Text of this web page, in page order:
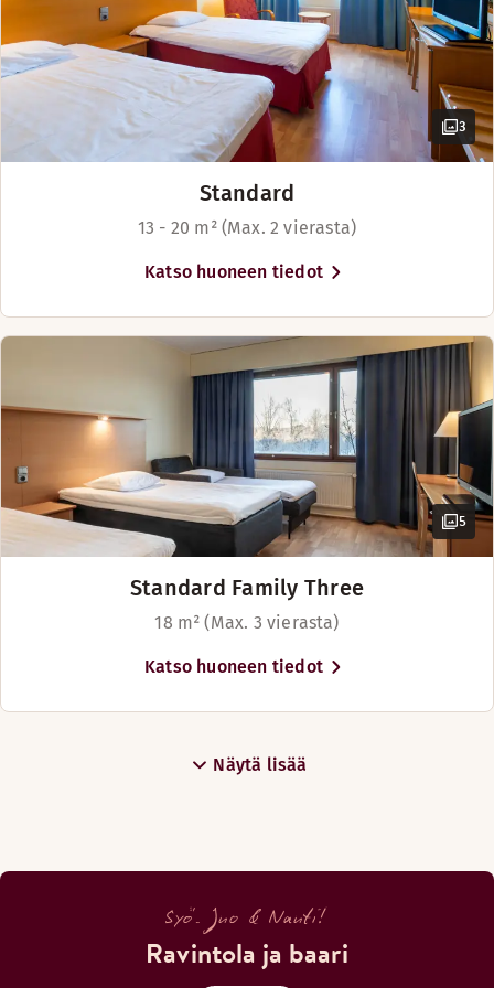
3
Standard
13 - 20 m² (Max. 2 vierasta)
Katso huoneen tiedot
5
Standard Family Three
18 m² (Max. 3 vierasta)
Katso huoneen tiedot
Näytä lisää
Syö. Juo & Nauti!
Ravintola ja baari
Aukioloajat
BAARI
Maanantai-Sunnuntai: 09:00-02:00